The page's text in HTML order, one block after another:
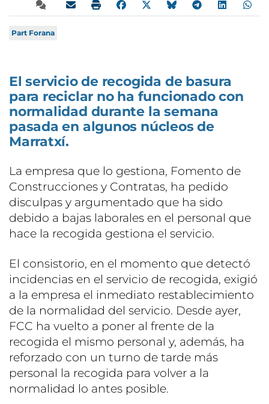
Part Forana
El servicio de recogida de basura
para reciclar no ha funcionado con
normalidad durante la semana
pasada en algunos núcleos de
Marratxí.
La empresa que lo gestiona, Fomento de
Construcciones y Contratas, ha pedido
disculpas y argumentado que ha sido
debido a bajas laborales en el personal que
hace la recogida gestiona el servicio.
El consistorio, en el momento que detectó
incidencias en el servicio de recogida, exigió
a la empresa el inmediato restablecimiento
de la normalidad del servicio. Desde ayer,
FCC ha vuelto a poner al frente de la
recogida el mismo personal y, además, ha
reforzado con un turno de tarde más
personal la recogida para volver a la
normalidad lo antes posible.